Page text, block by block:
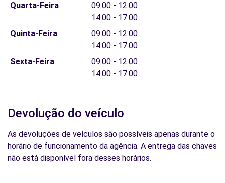
Quarta-Feira
09:00 - 12:00
14:00 - 17:00
Quinta-Feira
09:00 - 12:00
14:00 - 17:00
Sexta-Feira
09:00 - 12:00
14:00 - 17:00
Devolução do veículo
As devoluções de veículos são possíveis apenas durante o
horário de funcionamento da agência. A entrega das chaves
não está disponível fora desses horários.